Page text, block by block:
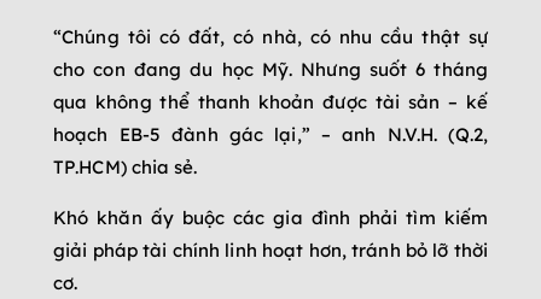
“Chúng tôi có đất, có nhà, có nhu cầu thật sự
cho con đang du học Mỹ. Nhưng suốt 6 tháng
qua không thể thanh khoản được tài sản – kế
hoạch EB-5 đành gác lại,” – anh N.V.H. (Q.2,
TP.HCM) chia sẻ.
Khó khăn ấy buộc các gia đình phải tìm kiếm
giải pháp tài chính linh hoạt hơn, tránh bỏ lỡ thời
cơ.